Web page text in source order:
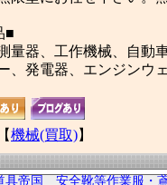
■
量器、工作機械、自動
、発電器、エンジンウ
機械(買取)】
具帝国 安全靴等作業服・